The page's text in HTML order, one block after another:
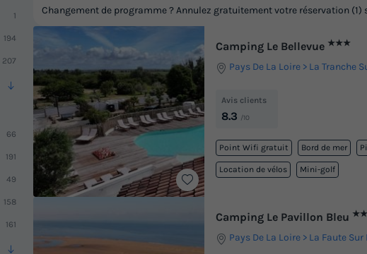
1
194
207
66
191
49
158
161
Camping Le Bellevue ★★★
Pays De La Loire La Tranche
Avis clients
8.3 /10
Point Wifi gratuit Bord de mer
Location de vélos Mini-golf
Camping Le Pavillon Bleu
Pays De La Loire La Faute Sur
Changement de programme ? Annulez gratuitement votre réservation